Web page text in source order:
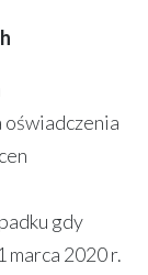
oświadczenia
gdy
marca 2020 r.